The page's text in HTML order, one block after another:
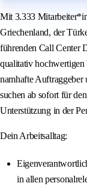
Mit 3.333
Griechenland, der
führenden Call Center
qualitativ hochwertigen
namhafte Auftraggeber
suchen ab sofort für
Unterstützung in der
Dein Arbeitsalltag:
in allen